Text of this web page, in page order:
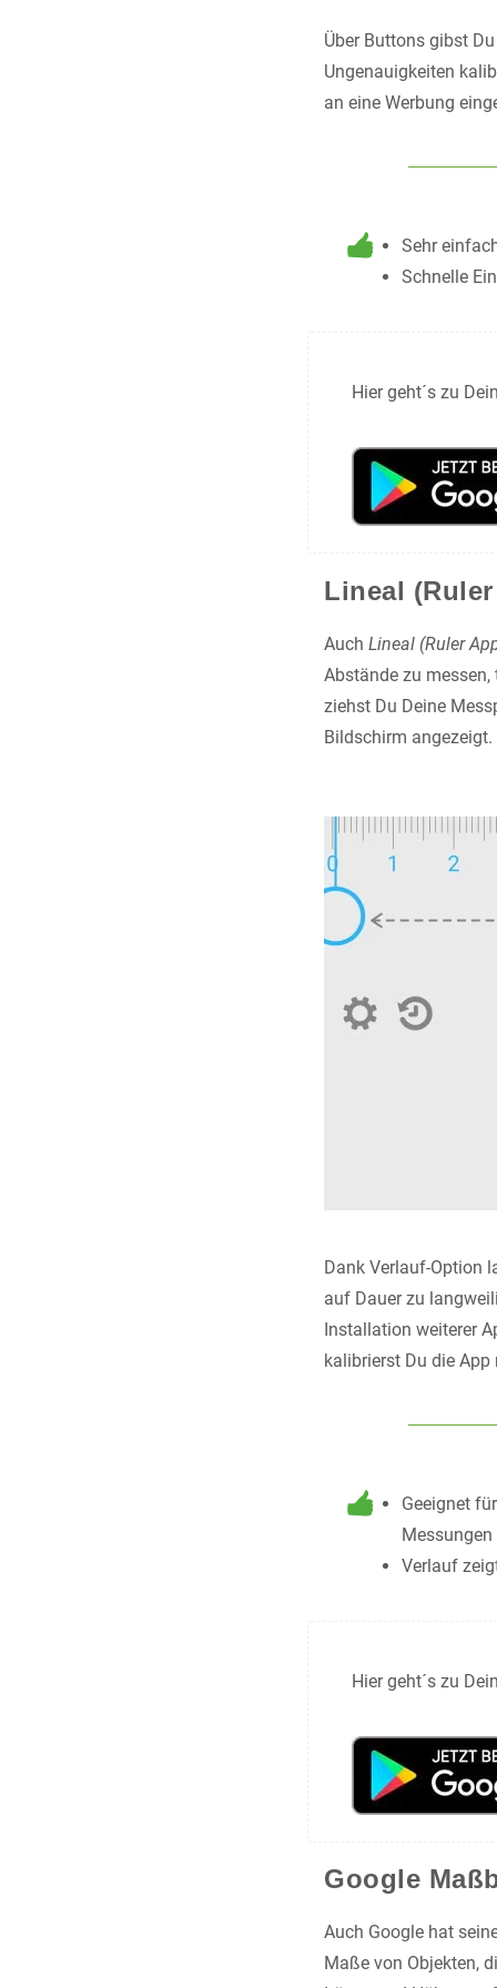
Über Buttons gibst
Ungenauigkeiten
an eine Werbung
Sehr
Schnelle
Hier geht´s zu
Lineal
Auch Lineal (Ruler
Abstände zu
ziehst Du Deine
Bildschirm angezeigt.
Dank Verlauf-Option
auf Dauer zu
Installation weiterer
kalibrierst Du die
Geeignet
Messungen
Verlauf
Hier geht´s zu
Google
Auch Google hat
Maße von Objekten,